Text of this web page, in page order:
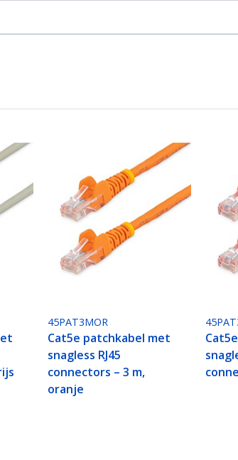
45PAT3MOR
Cat5e patchkabel met
snagless RJ45
connectors – 3 m,
oranje